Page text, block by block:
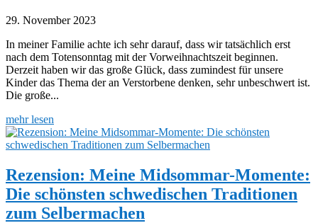
29. November 2023
In meiner Familie achte ich sehr darauf, dass wir tatsächlich erst
nach dem Totensonntag mit der Vorweihnachtszeit beginnen.
Derzeit haben wir das große Glück, dass zumindest für unsere
Kinder das Thema der an Verstorbene denken, sehr unbeschwert ist.
Die große...
mehr lesen
Rezension: Meine Midsommar-Momente:
Die schönsten schwedischen Traditionen
zum Selbermachen